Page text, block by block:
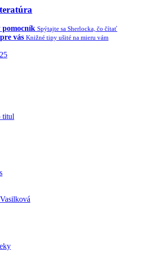
Spýtajte sa Sherlocka, čo čítať
vás Knižné tipy ušité na mieru vám
titul